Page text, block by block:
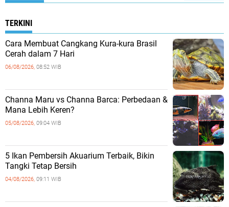
TERKINI
Cara Membuat Cangkang Kura-kura Brasil
Cerah dalam 7 Hari
06/08/2026, 08:52 WIB
Channa Maru vs Channa Barca: Perbedaan &
Mana Lebih Keren?
05/08/2026, 09:04 WIB
5 Ikan Pembersih Akuarium Terbaik, Bikin
Tangki Tetap Bersih
04/08/2026, 09:11 WIB